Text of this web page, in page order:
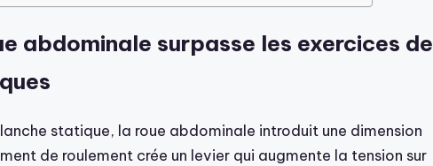
abdominale surpasse les exercices de
statique, la roue abdominale introduit une dimension
de roulement crée un levier qui augmente la tension sur